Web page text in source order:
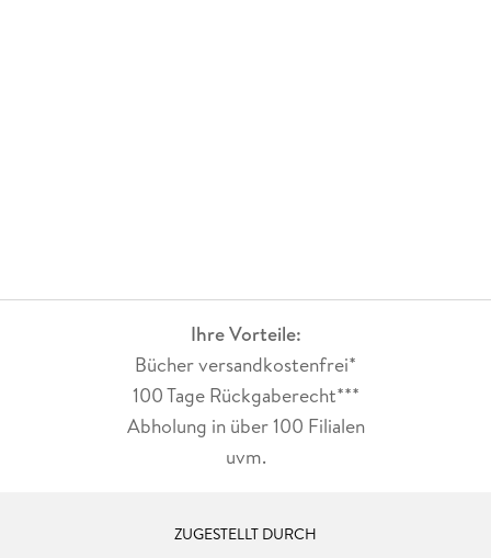
Ihre Vorteile:
Bücher versandkostenfrei*
100 Tage Rückgaberecht***
Abholung in über 100 Filialen
uvm.
ZUGESTELLT DURCH